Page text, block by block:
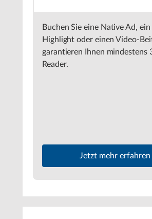
Buchen Sie eine Native Ad,
Highlight oder einen Video-
garantieren Ihnen mindestens
Reader.
Jetzt mehr erfahren